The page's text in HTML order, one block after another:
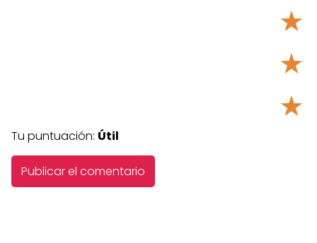
★
★
★
Tu puntuación: Útil